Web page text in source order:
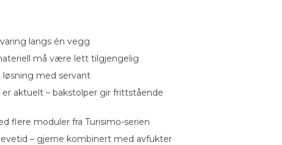
langs én vegg
må være lett tilgjengelig
løsning med servant
aktuelt – bakstolper gir frittstående
flere moduler fra Turisimo-serien
– gjerne kombinert med avfukter